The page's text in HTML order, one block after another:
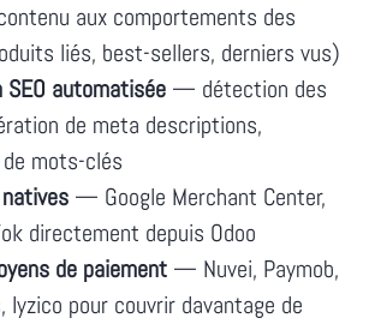
aux comportements des
liés, best-sellers, derniers vus)
automatisée — détection des
de meta descriptions,
mots-clés
— Google Merchant Center,
directement depuis Odoo
de paiement — Nuvei, Paymob,
Iyzico pour couvrir davantage de